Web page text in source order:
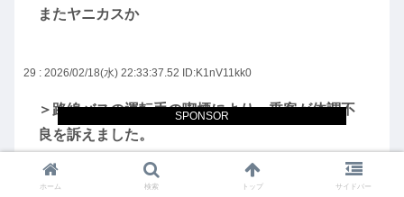
SPONSOR
またヤニカスか
29 : 2026/02/18(水) 22:33:37.52 ID:K1nV11kk0
＞路線バスの運転手の喫煙により、乗客が体調不
良を訴えました。
「乗客が体調不良を訴えました」とか書くと過度
ホーム 検索 トップ サイドバー